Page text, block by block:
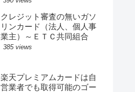
クレジット審査の無いガソ
リンカード（法人、個人事
業主）～ＥＴＣ共同組合
385 views
楽天プレミアムカードは自
営業者でも取得可能のゴー